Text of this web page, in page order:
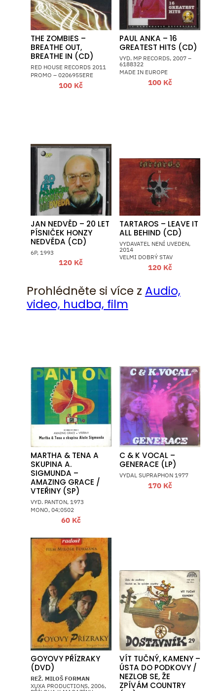
THE ZOMBIES –
BREATHE OUT,
BREATHE IN (CD)
RED HOUSE RECORDS 2011
PROMO – 0206955ERE
100 Kč
PAUL ANKA – 16
GREATEST HITS (CD)
VYD. MP RECORDS, 2007 –
6188322
MADE IN EUROPE
100 Kč
JAN NEDVĚD – 20 LET
PÍSNIČEK HONZY
NEDVĚDA (CD)
6P, 1993
120 Kč
TARTAROS – LEAVE IT
ALL BEHIND (CD)
VYDAVATEL NENÍ UVEDEN,
2014
VELMI DOBRÝ STAV
120 Kč
Prohlédněte si více z Audio,
video, hudba, film
MARTHA & TENA A
SKUPINA A.
SIGMUNDA –
AMAZING GRACE /
VTEŘINY (SP)
VYD. PANTON, 1973
MONO, 04;0502
60 Kč
C & K VOCAL –
GENERACE (LP)
VYDAL SUPRAPHON 1977
170 Kč
GOYOVY PŘÍZRAKY
(DVD)
REŽ. MILOŠ FORMAN
XUXA PRODUCTIONS, 2006,
VÍT TUČNÝ, KAMENY –
ÚSTA DO PODKOVY /
NEZLOB SE, ŽE
ZPÍVÁM COUNTRY